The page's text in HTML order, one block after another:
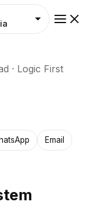
· Logic First
Email